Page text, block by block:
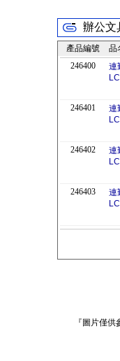
辦公文
產品編號 品
246400
連
246401
連
246402
連
246403
連
『圖片僅供